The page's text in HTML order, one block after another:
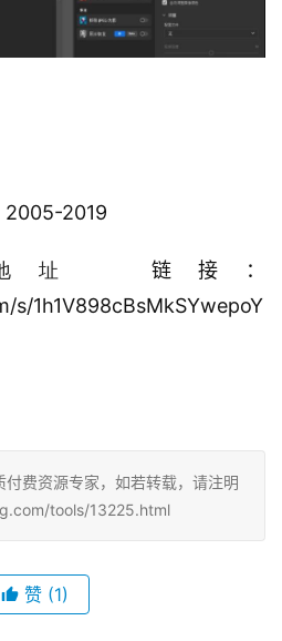
2019
地址 链接：
s/1h1V898cBsMkSYwepoY
费资源专家，如若转载，请注明
tools/13225.html
赞 (1)